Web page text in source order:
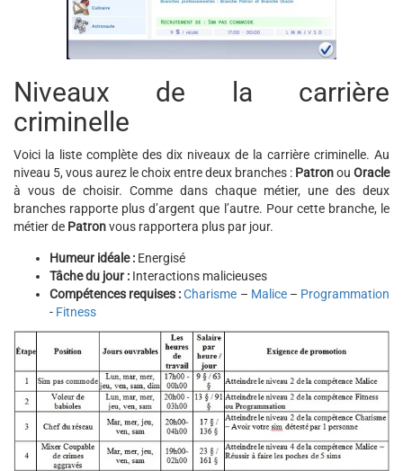
Niveaux de la carrière
criminelle
Voici la liste complète des dix niveaux de la carrière criminelle. Au
niveau 5, vous aurez le choix entre deux branches : Patronou Oracle
à vous de choisir. Comme dans chaque métier, une des deux
branches rapporte plus d’argent que l’autre. Pour cette branche, le
métier de Patronvous rapportera plus par jour.
Humeur idéale : Energisé
Tâche du jour : Interactions malicieuses
Compétences requises : Charisme – Malice– Programmation
- Fitness